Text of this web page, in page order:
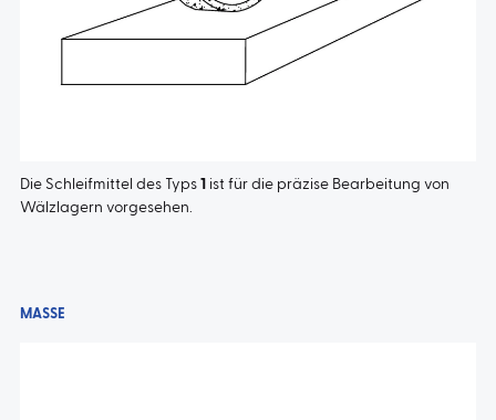
Die Schleifmittel des Typs 1 ist für die präzise Bearbeitung von
Wälzlagern vorgesehen.
MASSE